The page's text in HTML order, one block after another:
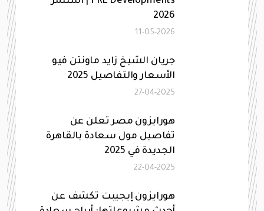
2026
11-05-2026
جريان الشيخ زايد ماونتن فيو
الأسعار والتفاصيل 2025
27-04-2025
هورايزون مصر تعلن عن
تفاصيل مول سعادة بالقاهرة
الجديدة في 2025
22-04-2025
هورايزون إيجيبت تكشف عن